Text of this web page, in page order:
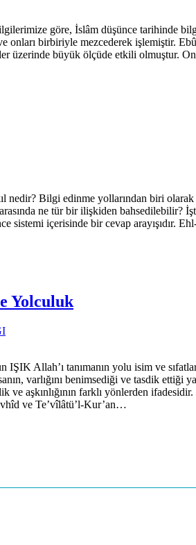
göre, İslâm düşünce tarihinde
birbiriyle mezcederek işlemiştir.
üzerinde büyük ölçüde etkili olmuştur.
Bilgi edinme yollarından biri olarak
ne tür bir ilişkiden
içerisinde bir cevap arayışıdır.
Yolculuk
Allah’ı tanımanın yolu isim ve
varlığını benimsediği ve tasdik
ve aşkınlığının farklı yönlerden
ve Te’vîlâtü’l-Kur’an…